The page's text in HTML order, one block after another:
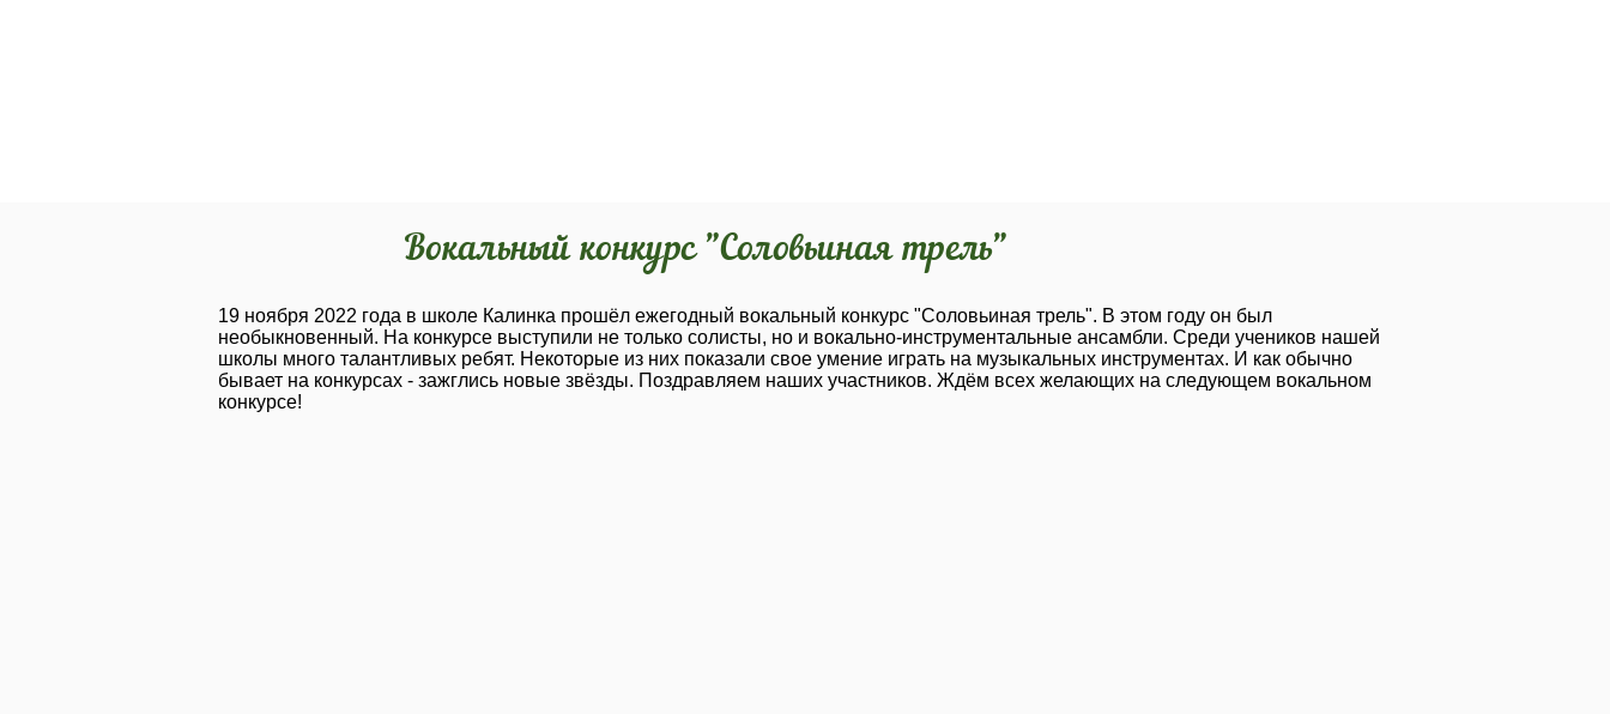
Вокальный конкурс "Соловьиная трель"
19 ноября 2022 года в школе Калинка прошёл ежегодный вокальный конкурс "Соловьиная трель". В этом году он был
необыкновенный. На конкурсе выступили не только солисты, но и вокально-инструментальные ансамбли. Среди учеников нашей
школы много талантливых ребят. Некоторые из них показали свое умение играть на музыкальных инструментах. И как обычно
бывает на конкурсах - зажглись новые звёзды. Поздравляем наших участников. Ждём всех желающих на следующем вокальном
конкурсе!